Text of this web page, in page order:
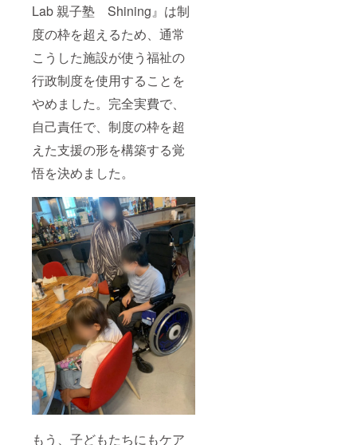
Lab 親子塾 Shining』は制
度の枠を超えるため、通常
こうした施設が使う福祉の
行政制度を使用することを
やめました。完全実費で、
自己責任で、制度の枠を超
えた支援の形を構築する覚
悟を決めました。
もう、子どもたちにもケア